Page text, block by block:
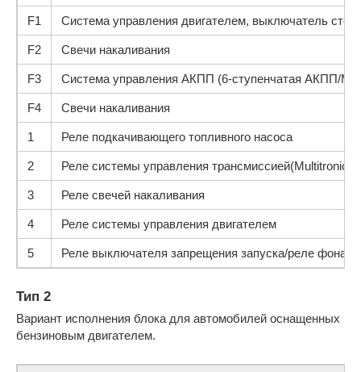
F1 Система управления двигателем, выключатель
F2 Свечи накаливания
F3 Система управления АКПП (6-ступенчатая АКПП/
F4 Свечи накаливания
1 Реле подкачивающего топливного насоса
2 Реле системы управления трансмиссией(Multitronic)
3 Реле свечей накаливания
4 Реле системы управления двигателем
5 Реле выключателя запрещения запуска/реле
Тип 2
Вариант исполнения блока для автомобилей оснащенных
бензиновым двигателем.